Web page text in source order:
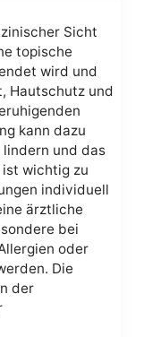
Sicht
topische
wird und
Hautschutz und
kann dazu
und das
wichtig zu
individuell
ärztliche
bei
oder
Die
der